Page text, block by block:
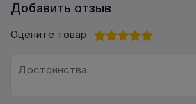
Добавить отзыв
Оцените товар